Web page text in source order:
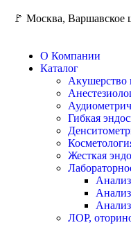
🚩 Москва, Варшавское
О Компании
Каталог
Акушерство
Гибкая
Жесткая
ЛОР,